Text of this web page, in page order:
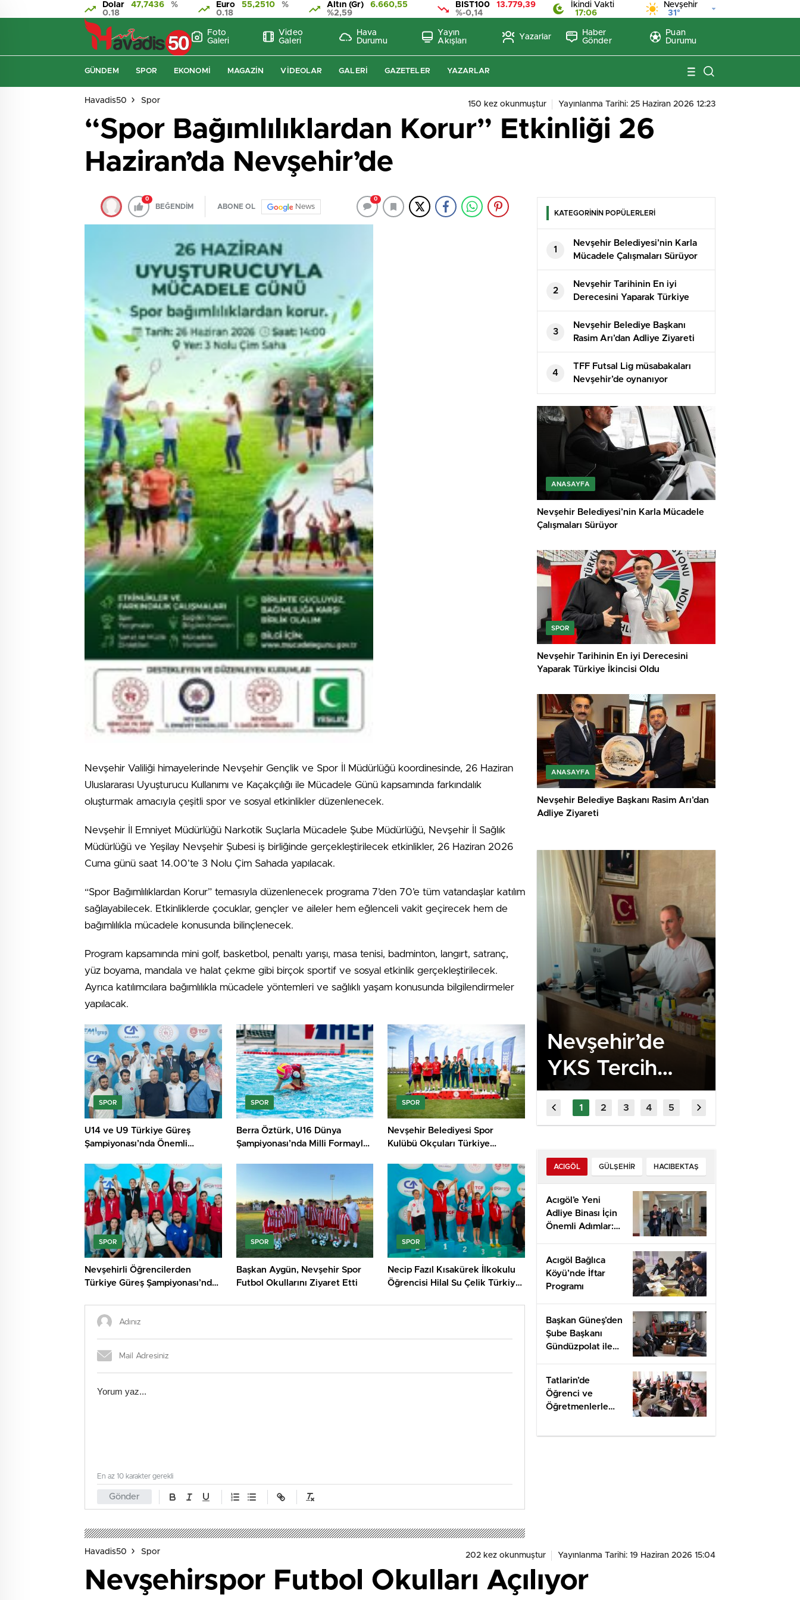
Dolar 47,7436
%
0.18
Euro 55,2510
%
0.18
Altın (Gr)
6.660,55
%2,59
BIST100
13.779,39
%-0,14
İkindi Vakti
17:06
Nevşehir
31°
Foto
Galeri
Video
Galeri
Hava
Durumu
Yayın
Akışları
Yazarlar
Haber
Gönder
Puan
Durumu
GÜNDEM SPOR EKONOMI MAGAZIN VIDEOLAR GALERI GAZETELER YAZARLAR
Havadis50 Spor 150 kez okunmuştur Yayınlanma Tarihi: 25 Haziran 2026 12:23
“Spor Bağımlılıklardan Korur” Etkinliği 26
Haziran’da Nevşehir’de
0
BEĞENDİM ABONE OL News
0
Nevşehir Valiliği himayelerinde Nevşehir Gençlik ve Spor İl Müdürlüğü koordinesinde, 26 Haziran
Uluslararası Uyuşturucu Kullanımı ve Kaçakçılığı ile Mücadele Günü kapsamında farkındalık
oluşturmak amacıyla çeşitli spor ve sosyal etkinlikler düzenlenecek.
Nevşehir İl Emniyet Müdürlüğü Narkotik Suçlarla Mücadele Şube Müdürlüğü, Nevşehir İl Sağlık
Müdürlüğü ve Yeşilay Nevşehir Şubesi iş birliğinde gerçekleştirilecek etkinlikler, 26 Haziran 2026
Cuma günü saat 14.00’te 3 Nolu Çim Sahada yapılacak.
“Spor Bağımlılıklardan Korur” temasıyla düzenlenecek programa 7’den 70’e tüm vatandaşlar katılım
sağlayabilecek. Etkinliklerde çocuklar, gençler ve aileler hem eğlenceli vakit geçirecek hem de
bağımlılıkla mücadele konusunda bilinçlenecek.
Program kapsamında mini golf, basketbol, penaltı yarışı, masa tenisi, badminton, langırt, satranç,
yüz boyama, mandala ve halat çekme gibi birçok sportif ve sosyal etkinlik gerçekleştirilecek.
Ayrıca katılımcılara bağımlılıkla mücadele yöntemleri ve sağlıklı yaşam konusunda bilgilendirmeler
yapılacak.
SPOR
U14 ve U9 Türkiye Güreş
Şampiyonası’nda Önemli
SPOR
Berra Öztürk, U16 Dünya
Şampiyonası’nda Milli Formayla
SPOR
Nevşehir Belediyesi Spor
Kulübü Okçuları Türkiye
SPOR
Nevşehirli Öğrencilerden
Türkiye Güreş Şampiyonası’nda
SPOR
Başkan Aygün, Nevşehir Spor
Futbol Okullarını Ziyaret Etti
SPOR
Necip Fazıl Kısakürek İlkokulu
Öğrencisi Hilal Su Çelik Türkiye
Gönder
En az 10 karakter gerekli
KATEGORİNİN POPÜLERLERİ
1
Nevşehir Belediyesi’nin Karla
Mücadele Çalışmaları Sürüyor
2
Nevşehir Tarihinin En iyi
Derecesini Yaparak Türkiye
İkincisi Oldu
3
Nevşehir Belediye Başkanı
Rasim Arı’dan Adliye Ziyareti
4
TFF Futsal Lig müsabakaları
Nevşehir’de oynanıyor
ANASAYFA
Nevşehir Belediyesi’nin Karla Mücadele
Çalışmaları Sürüyor
SPOR
Nevşehir Tarihinin En iyi Derecesini
Yaparak Türkiye İkincisi Oldu
ANASAYFA
Nevşehir Belediye Başkanı Rasim Arı’dan
Adliye Ziyareti
Nevşehir’de
YKS Tercih
Danışmanlığı
Etkinliği
ACIGÖL GÜLŞEHIR HACIBEKTAŞ
Acıgöl’e Yeni
Adliye Binası İçin
Önemli Adımlar:
Değerlendirmesi
Acıgöl Bağlıca
Köyü’nde İftar
Programı
Başkan Güneş’den
Şube Başkanı
Gündüzpolat ile
Tatlarin’de
Öğrenci ve
Öğretmenlerle
Havadis50 Spor 202 kez okunmuştur Yayınlanma Tarihi: 19 Haziran 2026 15:04
Nevşehirspor Futbol Okulları Açılıyor